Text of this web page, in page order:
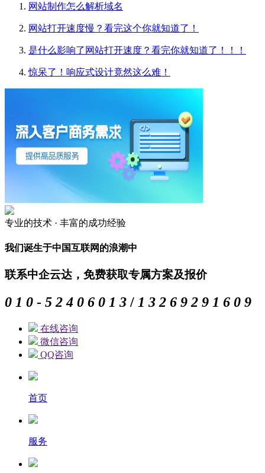
网站制作怎么解析域名
网站打开速度慢？看完这个你就知道了！
是什么影响了网站打开速度？看完你就知道了！！！
惊呆了！响应式设计竟然这么难！
专业的技术 · 丰富的成功经验
我们诞生于中国互联网的浪潮中
联系中企云达，免费获取专属方案及报价
0 1 0 - 5 2 4 0 6 0 1 3 / 1 3 2 6 9 2 9 1 6 0 9
在线咨询
微信咨询
QQ咨询
首页
服务